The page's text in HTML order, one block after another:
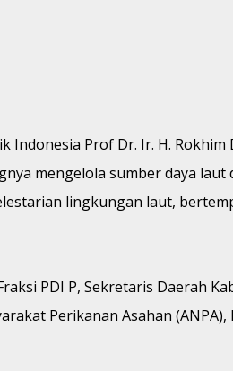
Indonesia Prof Dr. Ir. H. Rokhim
mengelola sumber daya laut
lingkungan laut,
PDI P, Sekretaris Daerah
Perikanan Asahan